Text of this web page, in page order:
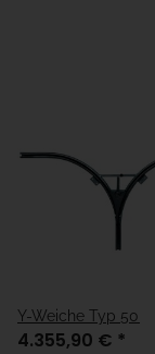
Y-Weiche Typ 50
4.355,90 € *